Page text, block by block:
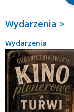
Wydarzenia >
Wydarzenia